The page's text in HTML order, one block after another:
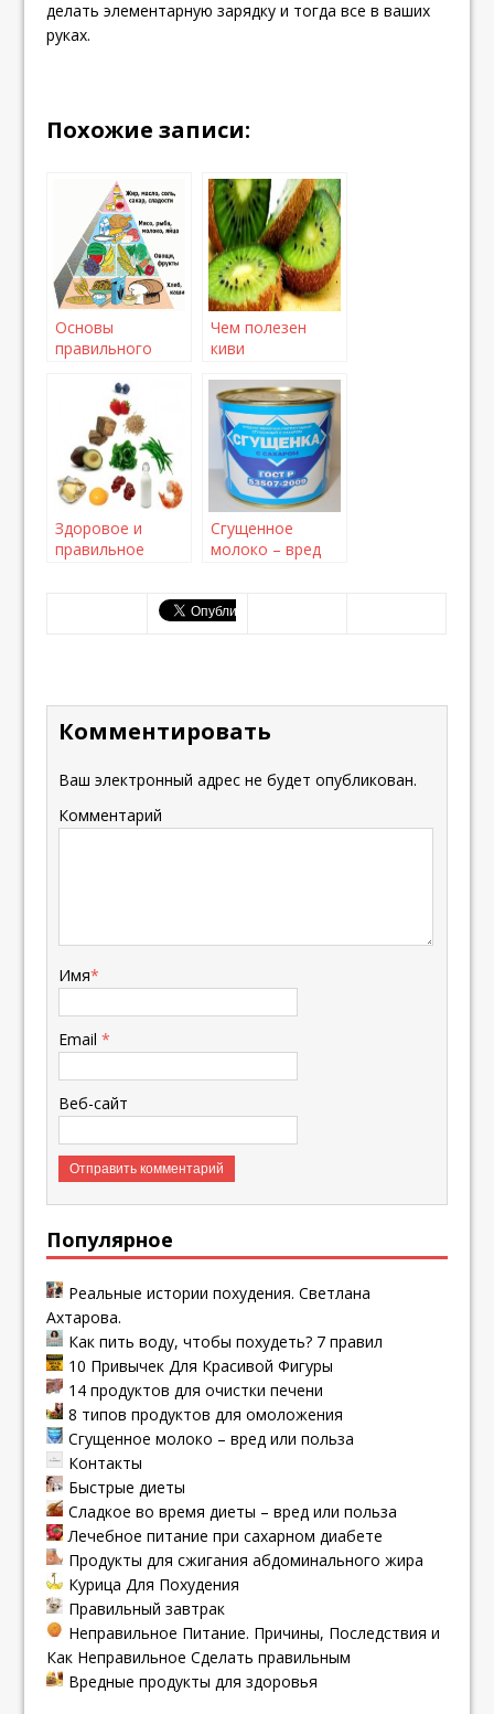
делать элементарную зарядку и тогда все в ваших
руках.
Похожие записи:
Основы
правильного
Чем полезен
киви
Здоровое и
правильное
Сгущенное
молоко – вред
Комментировать
Ваш электронный адрес не будет опубликован.
Комментарий
Имя*
Email*
Веб-сайт
Популярное
Реальные истории похудения. Светлана
Ахтарова.
Как пить воду, чтобы похудеть? 7 правил
10 Привычек Для Красивой Фигуры
14 продуктов для очистки печени
8 типов продуктов для омоложения
Сгущенное молоко – вред или польза
Контакты
Быстрые диеты
Сладкое во время диеты – вред или польза
Лечебное питание при сахарном диабете
Продукты для сжигания абдоминального жира
Курица Для Похудения
Правильный завтрак
Неправильное Питание. Причины, Последствия и
Как Неправильное Сделать правильным
Вредные продукты для здоровья